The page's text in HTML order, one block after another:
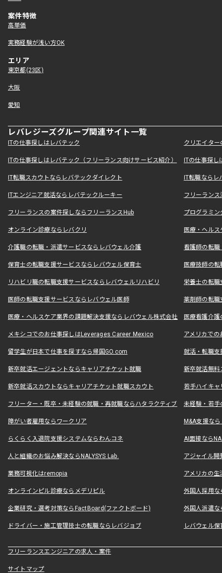
案件特徴
高単価
実務経験が浅い方OK
エリア
東京都(23区)
大阪
愛知
レバレジーズグループ関連サイト一覧
ITの仕事探しはレバテック クリエイタ
ITの仕事探しはレバテック（フリーランス向けサービス紹介） ITの仕事探
IT転職スカウトならレバテックダイレクト IT転職なら
ITエンジニア就活ならレバテックルーキー フリーラン
フリーランスの案件探しならフリーランスHub プログラミ
オンライン診療ならレバクリ 医療・ヘル
介護職の転職・派遣サービスならレバウェル介護 看護師の転
保育士の転職支援サービスならレバウェル保育士 医療技師の
リハビリ職の転職支援サービスならレバウェルリハビリ 栄養士の転
医師の転職支援サービスならレバウェル医師 薬剤師の転
医療・ヘルスケア業界の課題解決支援ならレバウェル株式会社 医療看護介
メキシコでのお仕事探しはLeverages Career Mexico アメリカで
留学生が日本で仕事を探すなら帰国GO.com 就活・転職
新卒就活エージェントならキャリアチケット就職 新卒就活無料
新卒就活スカウトならキャリアチケット就職スカウト 若手ハイキ
フリーター・既卒・未経験の就職・再就職ならハタラクティブ 未経験・若手
障がい者雇用ならワークリア M&A支援な
らくらく入退院支援システムならわんコネ AI面接なら
人と組織のお悩み解決ならNALYSYS Lab. アジャイル
業務可視化はremopia アメリカの
オンラインピル診療ならメデリピル 外国人採用
企業研究・選考対策ならFactBoard(ファクトボード) 外国人派遣な
ドライバー・施工管理技士の転職ならレバジョブ レバウェル
フリーランスエンジニアの求人・案件
サイトマップ